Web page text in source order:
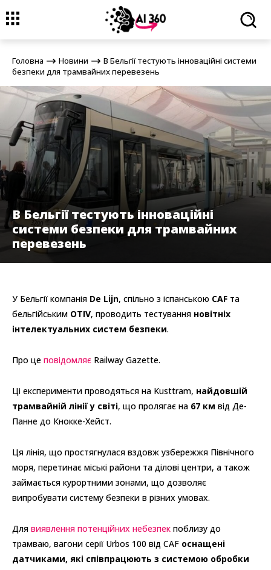
Головна
В Бельгії тестують інноваційні системи
безпеки для трамвайних перевезень
Головна Новини
В Бельгії тестують інноваційні системи
безпеки для трамвайних перевезень
В Бельгії тестують інноваційні
системи безпеки для трамвайних
перевезень
У Бельгії компанія De Lijn, спільно з іспанською CAF та
бельгійським OTIV, проводить тестування новітніх
інтелектуальних систем безпеки.
Про це повідомляє Railway Gazette.
Ці експерименти проводяться на Kusttram, найдовшій
трамвайній лінії у світі, що пролягає на 67 км від Де-
Панне до Кнокке-Хейст.
Ця лінія, що простягнулася вздовж узбережжя Північного
моря, перетинає міські райони та ділові центри, а також
займається курортними зонами, що дозволяє
випробувати систему безпеки в різних умовах.
Для виявлення потенційних небезпек поблизу до
трамваю, вагони серії Urbos 100 від CAF оснащені
датчиками, які співпрацюють з системою обробки